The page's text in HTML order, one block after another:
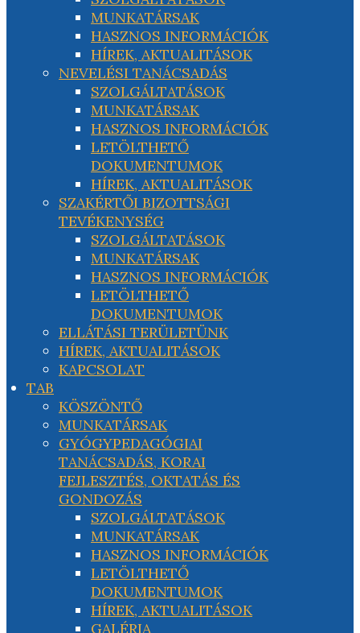
MUNKATÁRSAK
HASZNOS INFORMÁCIÓK
HÍREK, AKTUALITÁSOK
NEVELÉSI TANÁCSADÁS
SZOLGÁLTATÁSOK
MUNKATÁRSAK
HASZNOS INFORMÁCIÓK
LETÖLTHETŐ
DOKUMENTUMOK
HÍREK, AKTUALITÁSOK
SZAKÉRTŐI BIZOTTSÁGI
TEVÉKENYSÉG
SZOLGÁLTATÁSOK
MUNKATÁRSAK
HASZNOS INFORMÁCIÓK
LETÖLTHETŐ
DOKUMENTUMOK
ELLÁTÁSI TERÜLETÜNK
HÍREK, AKTUALITÁSOK
KAPCSOLAT
TAB
KÖSZÖNTŐ
MUNKATÁRSAK
GYÓGYPEDAGÓGIAI
TANÁCSADÁS, KORAI
FEJLESZTÉS, OKTATÁS ÉS
GONDOZÁS
SZOLGÁLTATÁSOK
MUNKATÁRSAK
HASZNOS INFORMÁCIÓK
LETÖLTHETŐ
DOKUMENTUMOK
HÍREK, AKTUALITÁSOK
GALÉRIA